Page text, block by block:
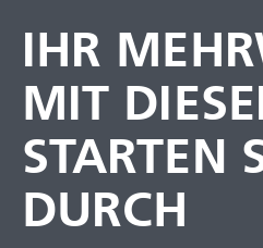
IHR
MIT
STARTEN
DURCH